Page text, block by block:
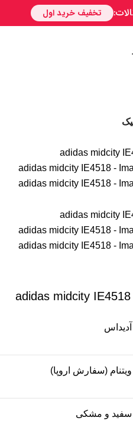
آدیداس
ویتنام (سفارش اروپا)
سفید و مشکی